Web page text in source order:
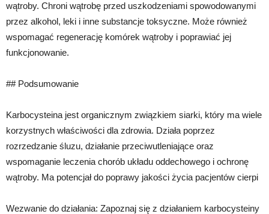
wątroby. Chroni wątrobę przed uszkodzeniami spowodowanymi
przez alkohol, leki i inne substancje toksyczne. Może również
wspomagać regenerację komórek wątroby i poprawiać jej
funkcjonowanie.
## Podsumowanie
Karbocysteina jest organicznym związkiem siarki, który ma wiele
korzystnych właściwości dla zdrowia. Działa poprzez
rozrzedzanie śluzu, działanie przeciwutleniające oraz
wspomaganie leczenia chorób układu oddechowego i ochronę
wątroby. Ma potencjał do poprawy jakości życia pacjentów cierpi
Wezwanie do działania: Zapoznaj się z działaniem karbocysteiny